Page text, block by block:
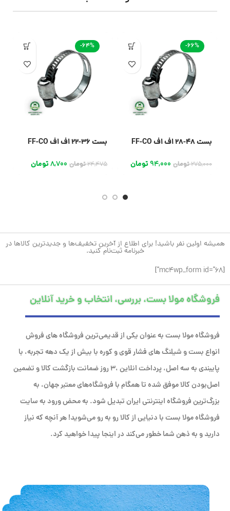
-66%
بست 48-28 اف اف FF-CO
275,000تومان 94,000تومان
-64%
بست 36-22 اف اف FF-CO
24,475تومان 8,700تومان
همیشه اولین نفر باشید! برای اطلاع از آخرین تخفیف‌ها و جدیدترین کالاها در
خبرنامه ثبت‌نام کنید.
[mc4wp_form id="68"]
فروشگاه مولا بست، بررسی، انتخاب و خرید آنلاین
فروشگاه مولا بست به عنوان یکی از قدیمی‌ترین فروشگاه های فروش
انواع بست و شیلنگ های فشار قوی و کوره با بیش از یک دهه تجربه، با
پایبندی به سه اصل، پرداخت انلاین ،۳ روز ضمانت بازگشت کالا و تضمین
اصل‌بودن کالا موفق شده تا همگام با فروشگاه‌های معتبر جهان، به
بزرگ‌ترین فروشگاه اینترنتی ایران تبدیل شود. به محض ورود به سایت
فروشگاه مولا بست با دنیایی از کالا رو به رو می‌شوید! هر آنچه که نیاز
دارید و به ذهن شما خطور می‌کند در اینجا پیدا خواهید کرد.